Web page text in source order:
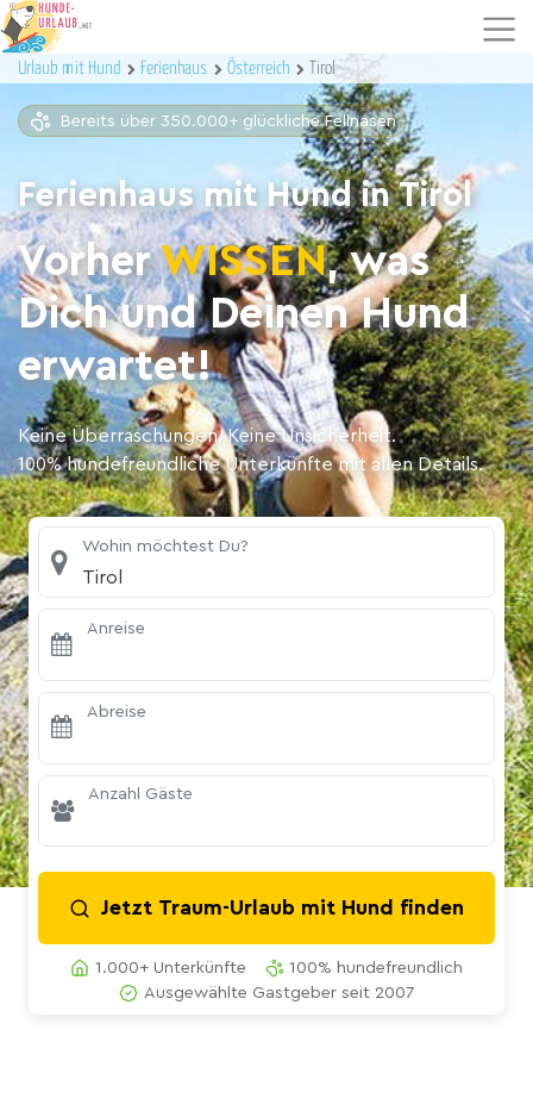
Urlaub mit Hund Ferienhaus Österreich Tirol
Bereits über 350.000+ glückliche Fellnasen
Ferienhaus mit Hund in Tirol
VorherWISSEN, was
Dich und Deinen Hund
erwartet!
Keine Überraschungen. Keine Unsicherheit.
100% hundefreundliche Unterkünfte mit allen Details.
Wohin möchtest Du?
Tirol
Anreise
Abreise
Anzahl Gäste
Jetzt Traum-Urlaub mit Hund finden
1.000+ Unterkünfte
100% hundefreundlich
Ausgewählte Gastgeber seit 2007